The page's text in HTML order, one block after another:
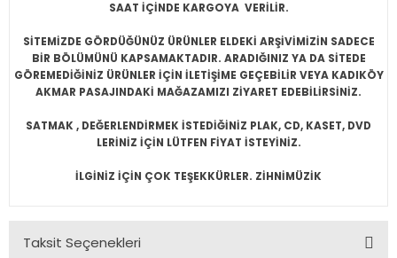
SAAT İÇİNDE KARGOYA VERİLİR.
SİTEMİZDE GÖRDÜĞÜNÜZ ÜRÜNLER ELDEKİ ARŞİVİMİZİN SADECE
BİR BÖLÜMÜNÜ KAPSAMAKTADIR. ARADIĞINIZ YA DA SİTEDE
GÖREMEDİĞİNİZ ÜRÜNLER İÇİN İLETİŞİME GEÇEBİLİR VEYA KADIKÖY
AKMAR PASAJINDAKİ MAĞAZAMIZI ZİYARET EDEBİLİRSİNİZ.
SATMAK , DEĞERLENDİRMEK İSTEDİĞİNİZ PLAK, CD, KASET, DVD
LERİNİZ İÇİN LÜTFEN FİYAT İSTEYİNİZ.
İLGİNİZ İÇİN ÇOK TEŞEKKÜRLER. ZİHNİMÜZİK
Taksit Seçenekleri